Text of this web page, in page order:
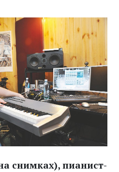
снимках), пианист-